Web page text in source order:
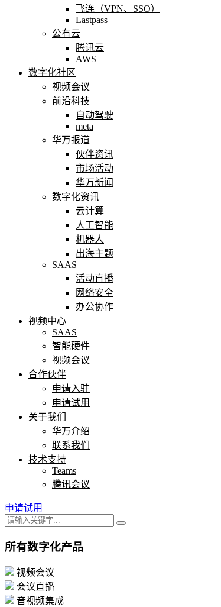
飞连（VPN、SSO）
Lastpass
公有云
腾讯云
AWS
数字化社区
视频会议
前沿科技
自动驾驶
meta
华万报道
伙伴资讯
市场活动
华万新闻
数字化资讯
云计算
人工智能
机器人
出海主题
SAAS
活动直播
网络安全
办公协作
视频中心
SAAS
智能硬件
视频会议
合作伙伴
申请入驻
申请试用
关于我们
华万介绍
联系我们
技术支持
Teams
腾讯会议
申请试用
所有数字化产品
视频会议
会议直播
音视频集成